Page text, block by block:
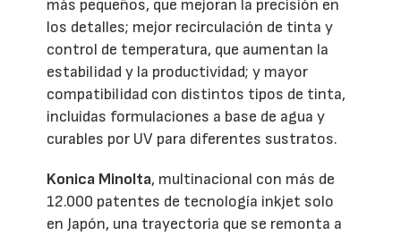
más pequeños, que mejoran la precisión en
los detalles; mejor recirculación de tinta y
control de temperatura, que aumentan la
estabilidad y la productividad; y mayor
compatibilidad con distintos tipos de tinta,
incluidas formulaciones a base de agua y
curables por UV para diferentes sustratos.
Konica Minolta, multinacional con más de
12.000 patentes de tecnología inkjet solo
en Japón, una trayectoria que se remonta a